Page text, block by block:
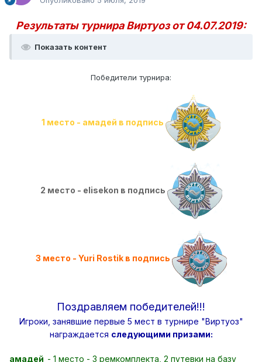
Результаты турнира Виртуоз от 04.07.2019:
Показать контент
Победители турнира:
1 место - амадей в подпись
2 место - elisekon в подпись
3 место - Yuri Rostik в подпись
Поздравляем победителей!!!
Игроки, занявшие первые 5 мест в турнире "Виртуоз"
награждается следующими призами:
амадей - 1 место - 3 ремкомплекта, 2 путевки на базу